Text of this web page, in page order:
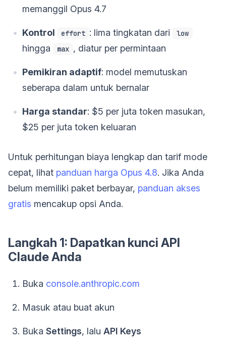
memanggil Opus 4.7
Kontrol effort : lima tingkatan dari low
hingga max , diatur per permintaan
Pemikiran adaptif: model memutuskan
seberapa dalam untuk bernalar
Harga standar: $5 per juta token masukan,
$25 per juta token keluaran
Untuk perhitungan biaya lengkap dan tarif mode
cepat, lihat panduan harga Opus 4.8. Jika Anda
belum memiliki paket berbayar, panduan akses
gratis mencakup opsi Anda.
Langkah 1: Dapatkan kunci API
Claude Anda
Buka console.anthropic.com
Masuk atau buat akun
Buka Settings, lalu API Keys